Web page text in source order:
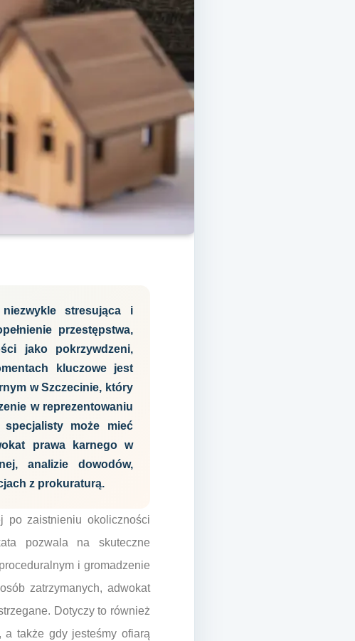
stresująca i
przestępstwa,
jako pokrzywdzeni,
kluczowe jest
w Szczecinie, który
w reprezentowaniu
może mieć
prawa karnego w
analizie dowodów,
z prokuraturą.
po zaistnieniu okoliczności
pozwala na skuteczne
i gromadzenie
zatrzymanych, adwokat
Dotyczy to również
a także gdy jesteśmy ofiarą